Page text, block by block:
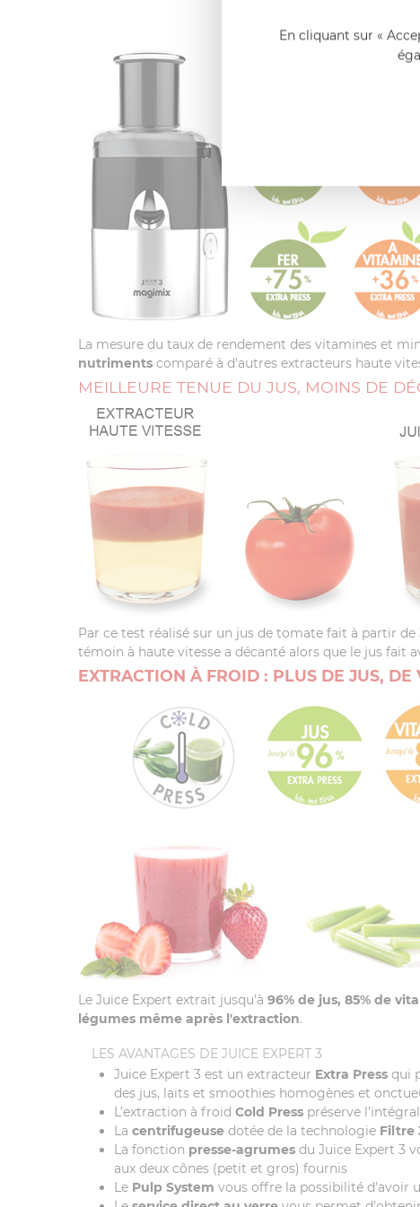
La mesure du taux de rendement des vitamines et
nutriments comparé à d'autres extracteurs haute
MEILLEURE TENUE DU JUS, MOINS DE
Par ce test réalisé sur un jus de tomate fait à partir
témoin à haute vitesse a décanté alors que le jus fait
EXTRACTION À FROID : PLUS DE JUS,
Le Juice Expert extrait jusqu'à 96% de jus, 85% de
légumes même après l'extraction.
LES AVANTAGES DE JUICE EXPERT 3
Juice Expert 3 est un extracteur Extra Press qui
des jus, laits et smoothies homogènes et
L’extraction à froid Cold Press préserve
La centrifugeuse dotée de la technologie Filtre
La fonction presse-agrumes du Juice Expert 3
aux deux cônes (petit et gros) fournis
Le Pulp System vous offre la possibilité d'avoir
En cliquant sur «